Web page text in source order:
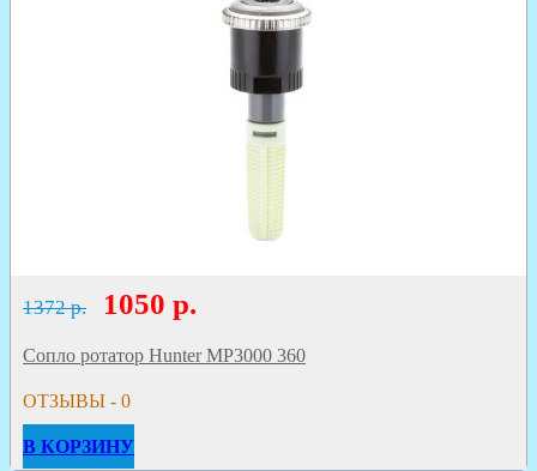
1372 р. 1050 р.
Сопло ротатор Hunter MP3000 360
ОТЗЫВЫ - 0
В КОРЗИНУ